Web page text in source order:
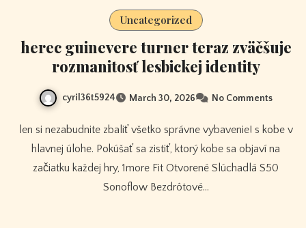
Uncategorized
herec guinevere turner teraz zväčšuje
rozmanitosť lesbickej identity
cyril36t5924 March 30, 2026 No Comments
hlavnej úlohe. Pokúšať sa zistiť, ktorý kobe sa objaví na
začiatku každej hry, 1more Fit Otvorené Slúchadlá S50
Sonoflow Bezdrôtové…